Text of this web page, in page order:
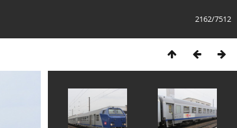
2162/7512